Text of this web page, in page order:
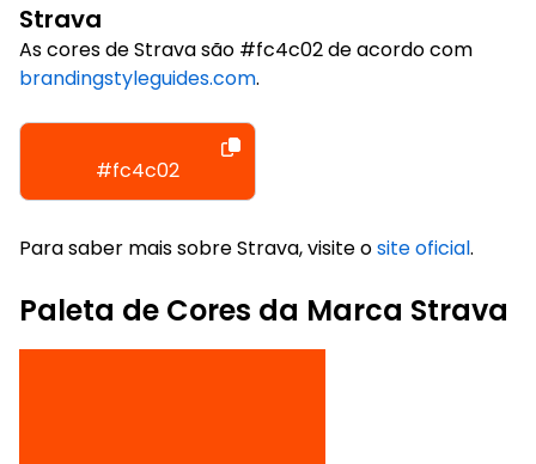
Strava
As cores de Strava são #fc4c02 de acordo com
brandingstyleguides.com.
#fc4c02
Para saber mais sobre Strava, visite osite oficial.
Paleta de Cores da Marca Strava